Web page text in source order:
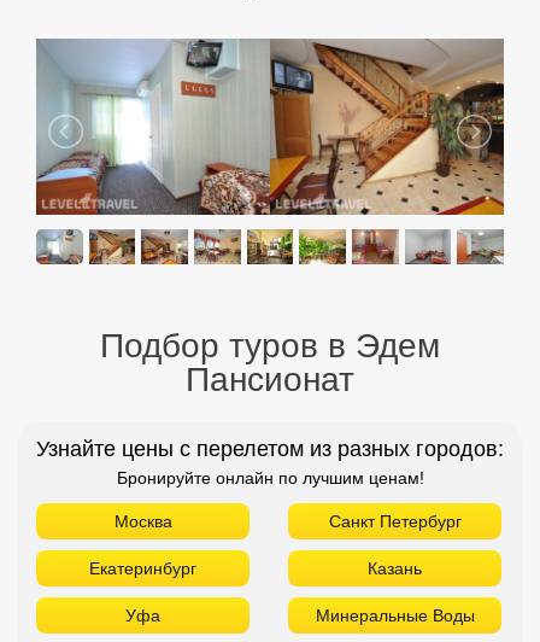
Подбор туров в Эдем
Пансионат
Узнайте цены с перелетом из разных городов:
Бронируйте онлайн по лучшим ценам!
Москва Санкт Петербург
Екатеринбург Казань
Уфа Минеральные Воды